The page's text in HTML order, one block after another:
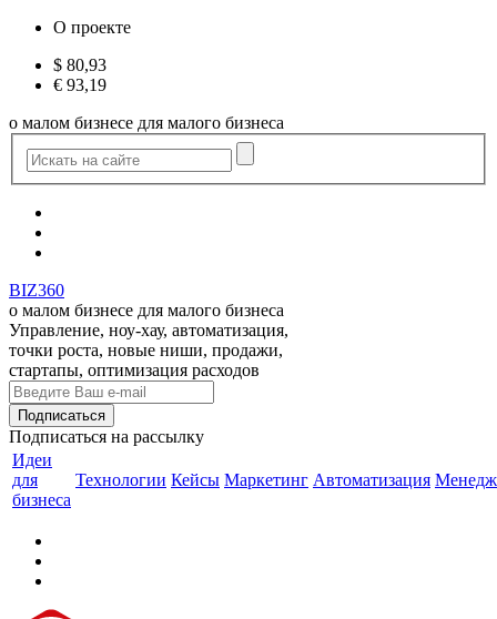
О проекте
$ 80,93
€ 93,19
о малом бизнесе для малого бизнеса
BIZ360
о малом бизнесе для малого бизнеса
Управление, ноу-хау, автоматизация,
точки роста, новые ниши, продажи,
стартапы, оптимизация расходов
Подписаться на рассылку
Идеи
для
бизнеса
Технологии Кейсы Маркетинг Автоматизация